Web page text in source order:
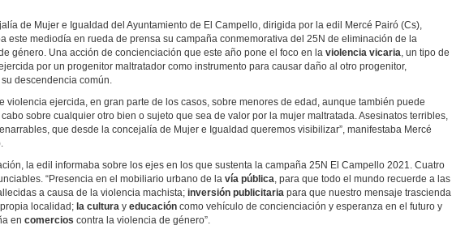
de Mujer e Igualdad del Ayuntamiento de El Campello, dirigida por la edil Mercé Pairó (Cs),
este mediodía en rueda de prensa su campaña conmemorativa del 25N de eliminación de la
género. Una acción de concienciación que este año pone el foco en la violencia vicaria, un tipo de
por un progenitor maltratador como instrumento para causar daño al otro progenitor,
descendencia común.
violencia​ ejercida, en gran parte de los casos, sobre menores de edad, aunque también puede
cabo sobre cualquier otro bien o sujeto que sea de valor por la mujer maltratada. Asesinatos terribles,
que desde la concejalía de Mujer e Igualdad queremos visibilizar”, manifestaba Mercé
la edil informaba sobre los ejes en los que sustenta la campaña 25N El Campello 2021. Cuatro
“Presencia en el mobiliario urbano de la vía pública, para que todo el mundo recuerde a las
a causa de la violencia machista; inversión publicitaria para que nuestro mensaje trascienda
localidad; la cultura y educación como vehículo de concienciación y esperanza en el futuro y
en comercios contra la violencia de género”.